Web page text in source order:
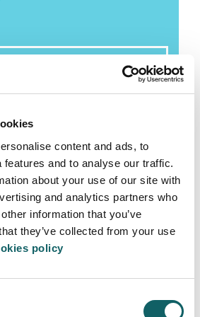
content and ads, to
features and to analyse our traffic.
about your use of our site with
and analytics partners who
information that you’ve
they’ve collected from your use
policy
Programa
INTERCAMBIO